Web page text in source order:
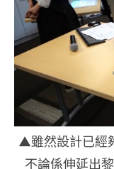
▲雖然設計已經
不論係伸延出